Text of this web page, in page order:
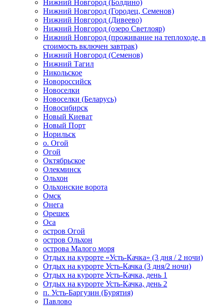
Нижний Новгород (Болдино)
Нижний Новгород (Городец, Семенов)
Нижний Новгород (Дивеево)
Нижний Новгород (озеро Светлояр)
Нижний Новгород (проживание на теплоходе, в
стоимость включен завтрак)
Нижний Новгород (Семенов)
Нижний Тагил
Никольское
Новороссийск
Новоселки
Новоселки (Беларусь)
Новосибирск
Новый Киеват
Новый Порт
Норильск
о. Огой
Огой
Октябрьское
Олекминск
Ольхон
Ольхонские ворота
Омск
Онега
Орешек
Оса
остров Огой
остров Ольхон
острова Малого моря
Отдых на курорте «Усть-Качка» (3 дня / 2 ночи)
Отдых на курорте Усть-Качка (3 дня/2 ночи)
Отдых на курорте Усть-Качка, день 1
Отдых на курорте Усть-Качка, день 2
п. Усть-Баргузин (Бурятия)
Павлово